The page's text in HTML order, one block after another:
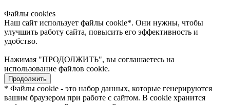
Файлы cookies
Наш сайт использует файлы cookie*. Они нужны, чтобы
улучшить работу сайта, повысить его эффективность и
удобство.
Нажимая "ПРОДОЛЖИТЬ", вы соглашаетесь на
использование файлов cookie.
Продолжить
* Файлы cookie - это набор данных, которые генерируются
вашим браузером при работе с сайтом. В cookie хранится